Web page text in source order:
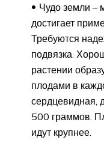
Чудо земли –
достигает
Требуются
подвязка.
растении
плодами в
сердцевидная,
500 граммов.
идут крупнее.